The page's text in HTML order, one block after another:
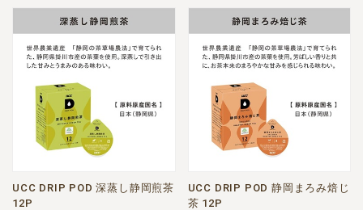
UCC DRIP POD 深蒸し静岡煎茶
12P
UCC DRIP POD 静岡まろみ焙じ
茶 12P